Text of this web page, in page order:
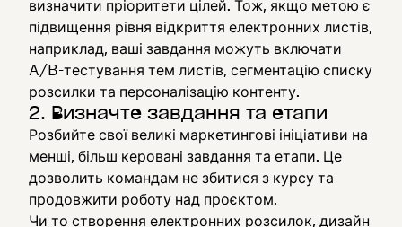
визначити пріоритети цілей. Тож, якщо метою є
підвищення рівня відкриття електронних листів,
наприклад, ваші завдання можуть включати
A/B-тестування тем листів, сегментацію списку
розсилки та персоналізацію контенту.
2. Визначте завдання та етапи
Розбийте свої великі маркетингові ініціативи на
менші, більш керовані завдання та етапи. Це
дозволить командам не збитися з курсу та
продовжити роботу над проєктом.
Чи то створення електронних розсилок, дизайн